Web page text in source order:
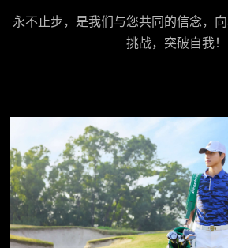
永不止步，是我们与您共同的信念，
挑战，突破自我！